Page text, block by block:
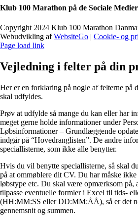
Klub 100 Marathon på de Sociale Medier
Copyright 2024 Klub 100 Marathon
Webudvikling afWebsiteGo | Cookie- og
Page load link
Vejledning i felter på din
Her er en forklaring på nogle af felterne på
skal udfyldes.
Prøv at udfylde så mange du kan eller har
meget gerne holde informationer under
Løbsinformationer – Grundlæggende
indgår på “Hovedranglisten”. De andre
speciallisterne, som ikke alle benytter.
Hvis du vil benytte speciallisterne, så skal
på at ommøblere dit CV. Du har måske ikke
løbstype etc. Du skal være opmærksom på,
tilpasse eventuelle formler i Excel til tids-
(HH:MM:SS eller DD:MM:ÅÅ), så er det
gennemsnit og summen.